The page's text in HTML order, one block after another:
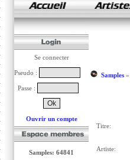
Se connecter
Pseudo :
Passe :
Ouvrir un compte
Samples: 64841
Samples»
Titre:
Artiste: